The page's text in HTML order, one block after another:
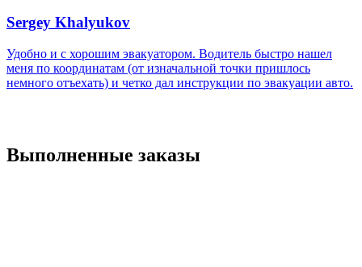
Sergey Khalyukov
Удобно и с хорошим эвакуатором. Водитель быстро нашел
меня по координатам (от изначальной точки пришлось
немного отъехать) и четко дал инструкции по эвакуации авто.
Выполненные заказы